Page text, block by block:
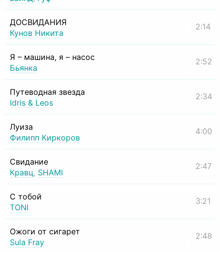
ДОСВИДАНИЯ
Кунов Никита
2:14
Я – машина, я – насос
Бьянка
2:52
Путеводная звезда
Idris & Leos
2:34
Луиза
Филипп Киркоров
4:00
Свидание
Кравц, SHAMI
2:47
С тобой
TONI
3:21
Ожоги от сигарет
Sula Fray
2:48